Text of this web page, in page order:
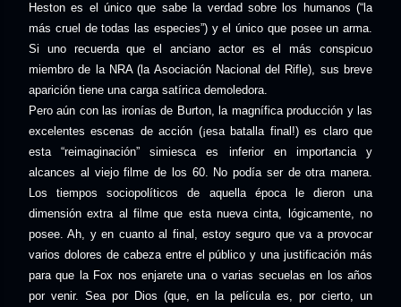
Heston es el único que sabe la verdad sobre los humanos (“la
más cruel de todas las especies”) y el único que posee un arma.
Si uno recuerda que el anciano actor es el más conspicuo
miembro de la NRA (la Asociación Nacional del Rifle), sus breve
aparición tiene una carga satírica demoledora.
Pero aún con las ironías de Burton, la magnífica producción y las
excelentes escenas de acción (¡esa batalla final!) es claro que
esta “reimaginación” simiesca es inferior en importancia y
alcances al viejo filme de los 60. No podía ser de otra manera.
Los tiempos sociopolíticos de aquella época le dieron una
dimensión extra al filme que esta nueva cinta, lógicamente, no
posee. Ah, y en cuanto al final, estoy seguro que va a provocar
varios dolores de cabeza entre el público y una justificación más
para que la Fox nos enjarete una o varias secuelas en los años
por venir. Sea por Dios (que, en la película es, por cierto, un